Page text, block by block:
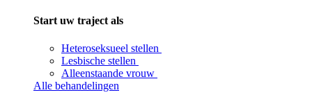
Start uw traject als
Heteroseksueel stellen
Lesbische stellen
Alleenstaande vrouw
Alle behandelingen